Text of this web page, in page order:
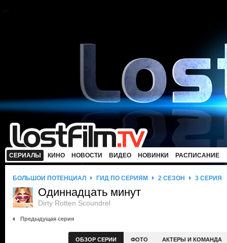
СЕРИАЛЫ КИНО НОВОСТИ ВИДЕО НОВИНКИ РАСПИСАНИЕ
БОЛЬШОЙ ПОТЕНЦИАЛ ГИД ПО СЕРИЯМ 2 СЕЗОН 3 СЕРИЯ
Одиннадцать минут
Dirty Rotten Scoundrel
Предыдущая серия
ОБЗОР СЕРИИ ФОТО АКТЕРЫ И КОМАНДА